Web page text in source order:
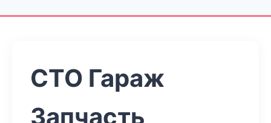
СТО Гараж
Запчасть